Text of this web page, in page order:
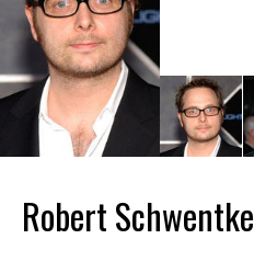
Robert Schwentke